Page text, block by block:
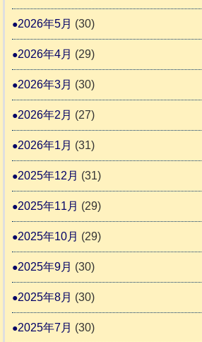
4
預
支
ま
2026年5月 (30)
2026年4月 (29)
2026年3月 (30)
2026年2月 (27)
2026年1月 (31)
2025年12月 (31)
2025年11月 (29)
2025年10月 (29)
2025年9月 (30)
2025年8月 (30)
2025年7月 (30)